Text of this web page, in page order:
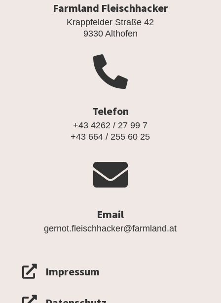
Farmland Fleischhacker
Krappfelder Straße 42
9330 Althofen

Telefon
+43 4262 / 27 99 7
+43 664 / 255 60 25

Email
gernot.fleischhacker@farmland.at
 Impressum